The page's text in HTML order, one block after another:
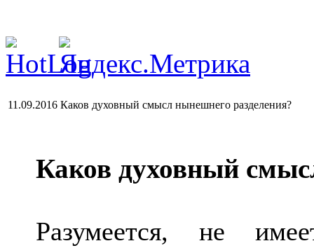
11.09.2016 Каков духовный смысл нынешнего разделения?
Каков духовный
Разумеется, не